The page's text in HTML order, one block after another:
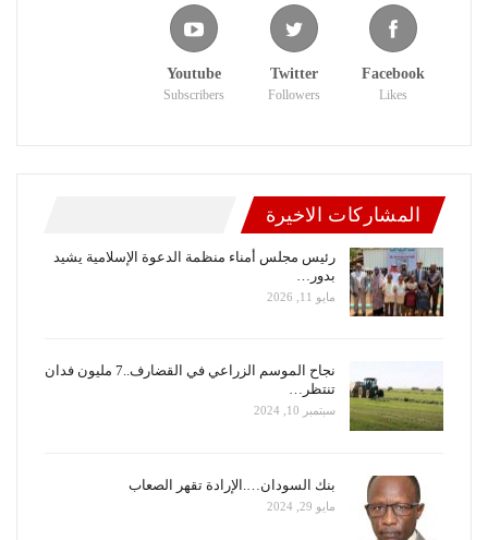
Facebook
Likes
Twitter
Followers
Youtube
Subscribers
المشاركات الاخيرة
رئيس مجلس أمناء منظمة الدعوة الإسلامية يشيد
بدور…
مايو 11, 2026
نجاح الموسم الزراعي في القضارف..7 مليون فدان
تنتظر…
سبتمبر 10, 2024
بنك السودان….الإرادة تقهر الصعاب
مايو 29, 2024